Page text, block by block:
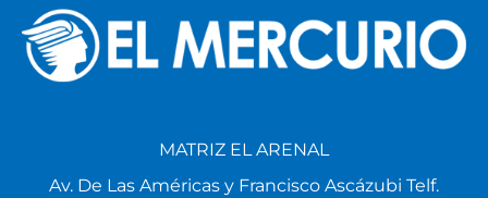
MATRIZ EL ARENAL
Av. De Las Américas y Francisco Ascázubi Telf.